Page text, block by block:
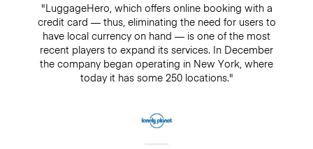
"LuggageHero, which offers online booking with a
credit card — thus, eliminating the need for users to
have local currency on hand — is one of the most
recent players to expand its services. In December
the company began operating in New York, where
today it has some 250 locations."